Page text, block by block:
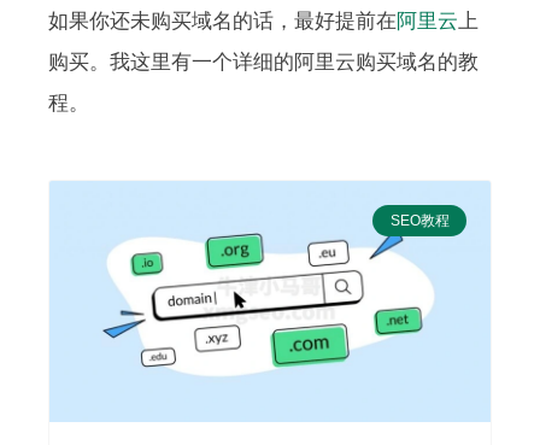
如果你还未购买域名的话，最好提前在 阿里云上
购买。我这里有一个详细的阿里云购买域名的教
程。
SEO教程